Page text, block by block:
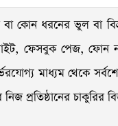
বা কোন ধরনের ভুল বা
ফেসবুক পেজ, ফোন
মাধ্যম থেকে
প্রতিষ্ঠানের চাকুরির